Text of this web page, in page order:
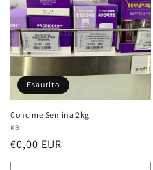
Esaurito
Concime Semina 2kg
Fornitore:
KB
Prezzo
di
€0,00 EUR